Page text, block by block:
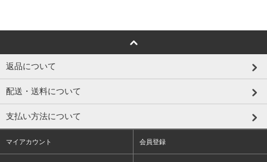
返品について
配送・送料について
支払い方法について
マイアカウント 会員登録